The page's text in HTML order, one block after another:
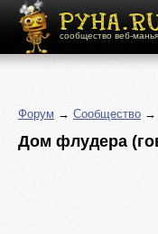
сообщество веб-
Форум → Сообщество →
Дом флудера